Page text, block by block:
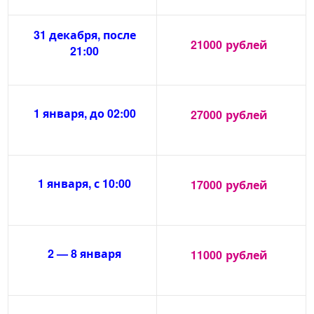
31 декабря, после
21:00
21000 рублей
1 января, до 02:00 27000 рублей
1 января, с 10:00 17000 рублей
2 — 8 января 11000 рублей